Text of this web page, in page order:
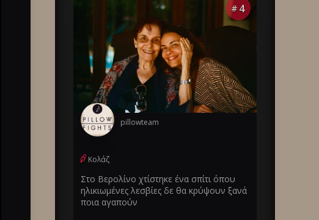
# 4
pillowteam
Κολάζ
Στο Βερολίνο χτίστηκε ένα σπίτι όπου
ηλικιωμένες λεσβίες δε θα κρύψουν ξανά
ποια αγαπούν